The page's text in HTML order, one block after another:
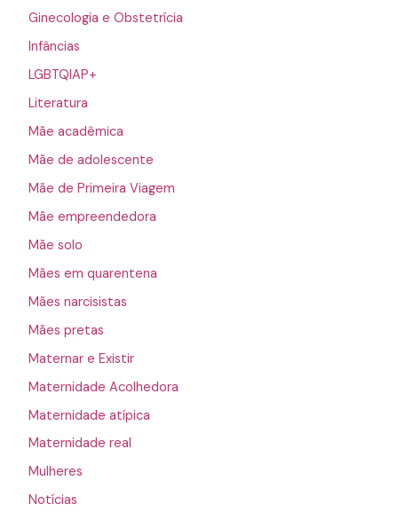
Ginecologia e Obstetrícia
Infâncias
LGBTQIAP+
Literatura
Mãe acadêmica
Mãe de adolescente
Mãe de Primeira Viagem
Mãe empreendedora
Mãe solo
Mães em quarentena
Mães narcisistas
Mães pretas
Maternar e Existir
Maternidade Acolhedora
Maternidade atípica
Maternidade real
Mulheres
Notícias